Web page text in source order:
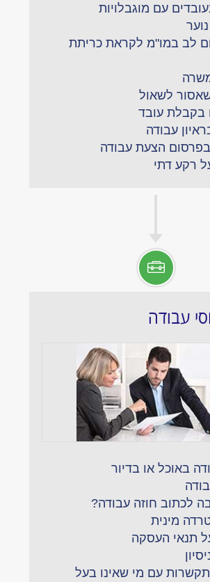
עם מוגבלויות
לב במו"מ לקראת כריתת
לשאול
בקבלת עובד
עבודה
הצעת עבודה
רקע דתי
עבודה
באוכל או בדיור
לכתוב חוזה עבודה?
מינית
תנאי העסקה
עם מי שאינו בעל